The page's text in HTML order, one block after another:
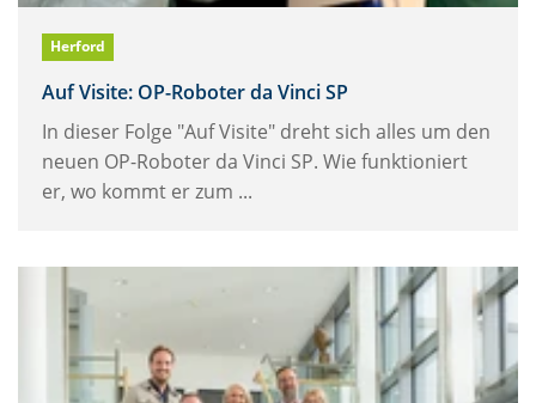
Herford
Auf Visite: OP-Roboter da Vinci SP
In dieser Folge "Auf Visite" dreht sich alles um den
neuen OP-Roboter da Vinci SP. Wie funktioniert
er, wo kommt er zum ...